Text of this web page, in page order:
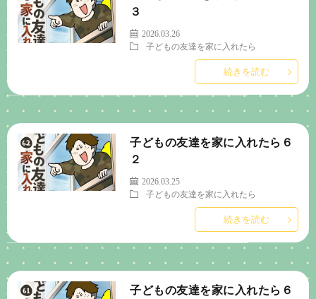
３
2026.03.26
子どもの友達を家に入れたら
続きを読む
子どもの友達を家に入れたら６
２
2026.03.25
子どもの友達を家に入れたら
続きを読む
子どもの友達を家に入れたら６